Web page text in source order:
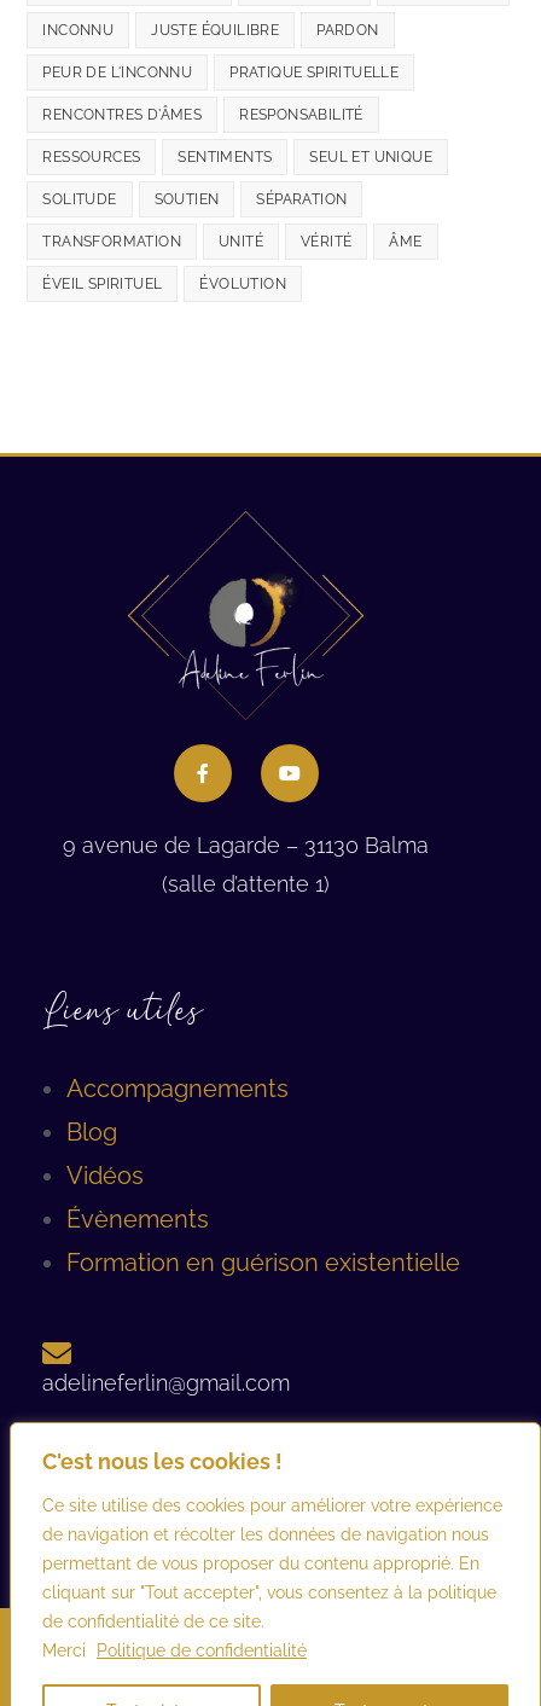
C'est nous les cookies !
Ce site utilise des cookies pour améliorer votre expérience
de navigation et récolter les données de navigation nous
permettant de vous proposer du contenu approprié. En
cliquant sur "Tout accepter", vous consentez à la politique
de confidentialité de ce site.
Merci
Politique de confidentialité
INCONNU JUSTE ÉQUILIBRE PARDON
PEUR DE L'INCONNU PRATIQUE SPIRITUELLE
RENCONTRES D'ÂMES RESPONSABILITÉ
RESSOURCES SENTIMENTS SEUL ET UNIQUE
SOLITUDE SOUTIEN SÉPARATION
TRANSFORMATION UNITÉ VÉRITÉ ÂME
ÉVEIL SPIRITUEL ÉVOLUTION
9 avenue de Lagarde – 31130 Balma
(salle d’attente 1)
Liens utiles
Accompagnements
Blog
Vidéos
Évènements
Formation en guérison existentielle
adelineferlin@gmail.com
Conditions générales d’utilisation et de vente